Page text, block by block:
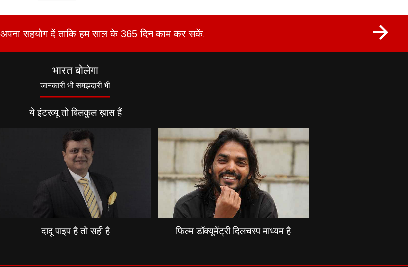
अपना सहयोग दें ताकि हम साल के 365 दिन काम कर सकें.
भारत बोलेगा
जानकारी भी समझदारी भी
ये इंटरव्यू तो बिलकुल ख़ास हैं
दादू पाइप है तो सही है फिल्म डॉक्यूमेंट्री दिलचस्प माध्यम है